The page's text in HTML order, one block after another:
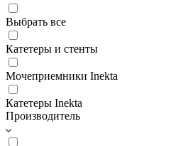
Выбрать все
Катетеры и стенты
Мочеприемники Inekta
Катетеры Inekta
Производитель